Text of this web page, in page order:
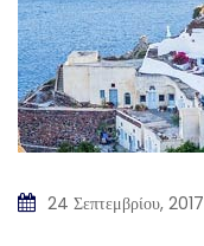
24 Σεπτεμβρίου, 2017